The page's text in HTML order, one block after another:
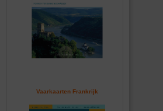
Vaarkaarten Frankrijk